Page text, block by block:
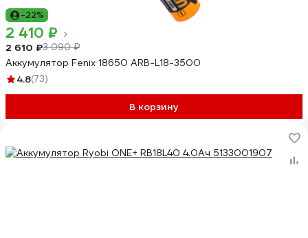
-22%
2 410 ₽
2 610 ₽3 090 ₽
Аккумулятор Fenix 18650 ARB-L18-3500
4.8(73)
В корзину